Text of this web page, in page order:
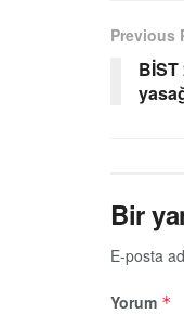
Previous
BİST
Bir
E-posta
Yorum *